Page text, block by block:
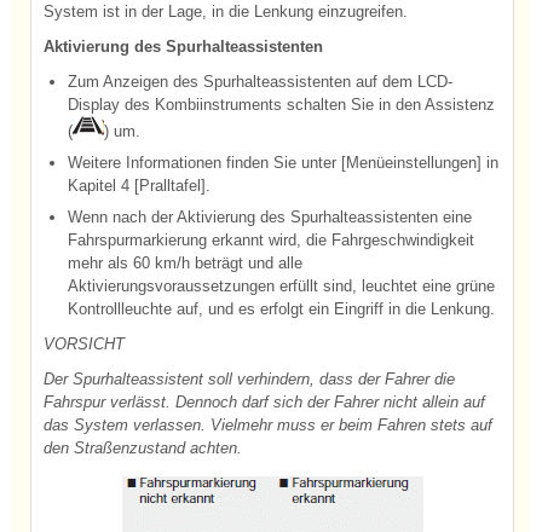
System ist in der Lage, in die Lenkung einzugreifen.
Aktivierung des Spurhalteassistenten
Zum Anzeigen des Spurhalteassistenten auf dem LCD-
Display des Kombiinstruments schalten Sie in den Assistenz
(
) um.
Weitere Informationen finden Sie unter [Menüeinstellungen] in
Kapitel 4 [Pralltafel].
Wenn nach der Aktivierung des Spurhalteassistenten eine
Fahrspurmarkierung erkannt wird, die Fahrgeschwindigkeit
mehr als 60 km/h beträgt und alle
Aktivierungsvoraussetzungen erfüllt sind, leuchtet eine grüne
Kontrollleuchte auf, und es erfolgt ein Eingriff in die Lenkung.
VORSICHT
Der Spurhalteassistent soll verhindern, dass der Fahrer die
Fahrspur verlässt. Dennoch darf sich der Fahrer nicht allein auf
das System verlassen. Vielmehr muss er beim Fahren stets auf
den Straßenzustand achten.